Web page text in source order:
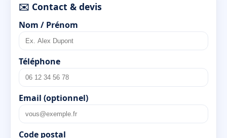
✉️ Contact & devis
Nom / Prénom
Téléphone
Email (optionnel)
Code postal